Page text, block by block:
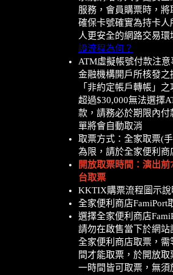
服務，會員購票時，將
確保卡號確實為持卡
人更安全的網路交易環
證流程為何？
ATM虛擬帳號付款注
金融機構開戶所核發之
「非約定帳戶轉帳」
超過$30,000無法選擇
款，請務必於期限內
單將會自動取消
取票方式：全家取票(
為限，請於全家便利商
開放取票時間：演出
台取票
KKTIX購票流程圖示說
全家便利商店FamiPort
選擇全家便利商店
請勿在啟售當下於網站
全家便利商店取票，
間才能取票，於開放
一時間皆可取票，無